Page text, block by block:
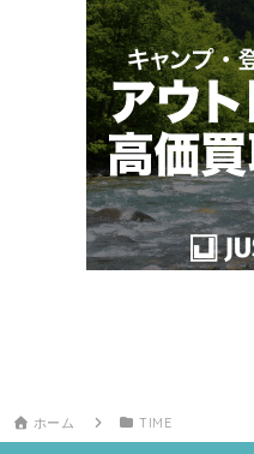
ホーム TIME